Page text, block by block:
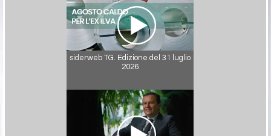
siderweb TG. Edizione del 31 luglio
2026